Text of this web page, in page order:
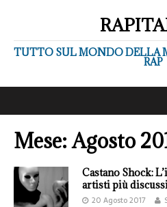
TUTTO SUL MONDO DELLA
RAP
Mese:Agosto
Castano Shock:
artisti più
20 Agosto 2017